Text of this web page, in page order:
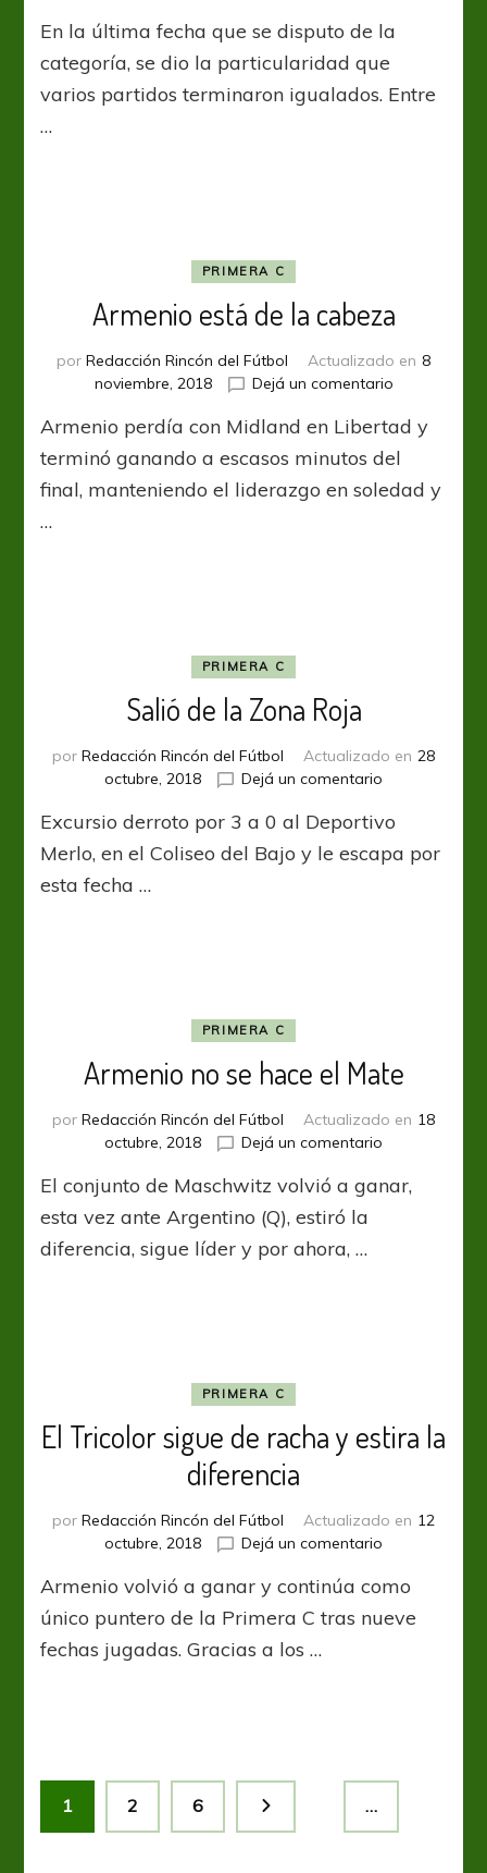
por
En la última fecha que se disputo de la
categoría, se dio la particularidad que
varios partidos terminaron igualados. Entre
…
PRIMERA C
Armenio está de la cabeza
por Redacción Rincón del Fútbol Actualizado en 8
noviembre, 2018
Dejá un comentarioen
está
de
cabeza
Armenio perdía con Midland en Libertad y
terminó ganando a escasos minutos del
final, manteniendo el liderazgo en soledad y
…
PRIMERA C
Salió de la Zona Roja
por Redacción Rincón del Fútbol Actualizado en 28
octubre, 2018
Dejá un comentario
de
la
Zona
Excursio derroto por 3 a 0 al Deportivo
Merlo, en el Coliseo del Bajo y le escapa por
esta fecha …
PRIMERA C
Armenio no se hace el Mate
por Redacción Rincón del Fútbol Actualizado en 18
octubre, 2018
Dejá un comentario
no
El conjunto de Maschwitz volvió a ganar,
esta vez ante Argentino (Q), estiró la
diferencia, sigue líder y por ahora, …
PRIMERA C
El Tricolor sigue de racha y estira la
diferencia
por Redacción Rincón del Fútbol Actualizado en 12
octubre, 2018
Dejá un comentario
Tricolor
sigue
Armenio volvió a ganar y continúa como
único puntero de la Primera C tras nueve
fechas jugadas. Gracias a los …
Paginación
de
Página
1 Página
2 …
Página
6